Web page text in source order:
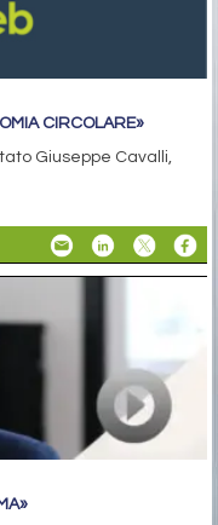
CIRCOLARE»
Giuseppe Cavalli,